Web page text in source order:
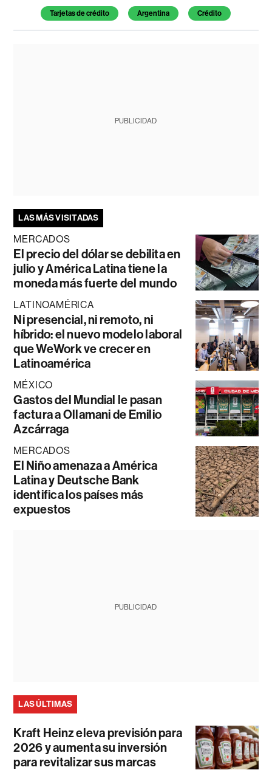
Tarjetas de crédito Argentina Crédito
PUBLICIDAD
LAS MÁS VISITADAS
MERCADOS
El precio del dólar se debilita en
julio y América Latina tiene la
moneda más fuerte del mundo
LATINOAMÉRICA
Ni presencial, ni remoto, ni
híbrido: el nuevo modelo laboral
que WeWork ve crecer en
Latinoamérica
MÉXICO
Gastos del Mundial le pasan
factura a Ollamani de Emilio
Azcárraga
MERCADOS
El Niño amenaza a América
Latina y Deutsche Bank
identifica los países más
expuestos
PUBLICIDAD
LAS ÚLTIMAS
Kraft Heinz eleva previsión para
2026 y aumenta su inversión
para revitalizar sus marcas